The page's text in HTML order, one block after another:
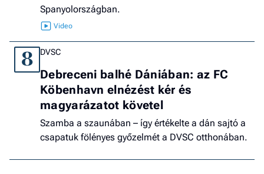
Spanyolországban.
8 DVSC
Debreceni balhé Dániában: az FC
Köbenhavn elnézést kér és
magyarázatot követel
Szamba a szaunában – így értékelte a dán sajtó a
csapatuk fölényes győzelmét a DVSC otthonában.